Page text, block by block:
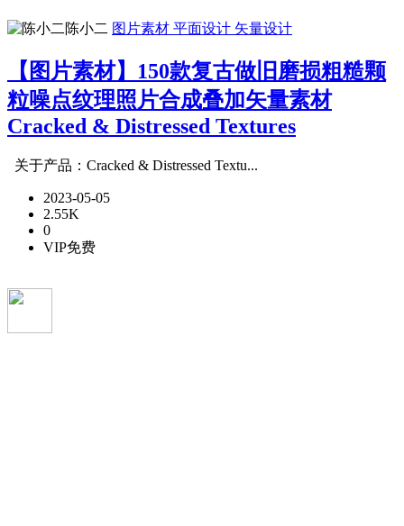
陈小二 图片素材 平面设计 矢量设计
【图片素材】150款复古做旧磨损粗糙颗
粒噪点纹理照片合成叠加矢量素材
Cracked & Distressed Textures
关于产品：Cracked & Distressed Textu...
2023-05-05
2.55K
0
VIP免费